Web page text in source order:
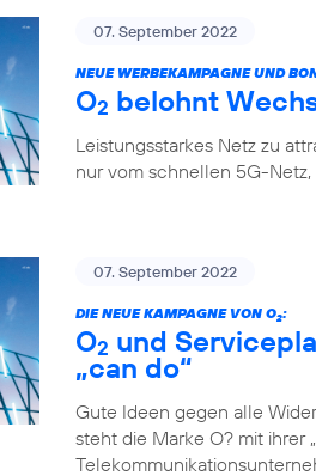
07. September 2022
NEUE WERBEKAMPAGNE UND
O2 belohnt
Leistungsstarkes Netz zu
nur vom schnellen 5G-
07. September 2022
DIE NEUE KAMPAGNE VON O2:
O2 und
„can do“
Gute Ideen gegen alle
steht die Marke O? mit ihrer